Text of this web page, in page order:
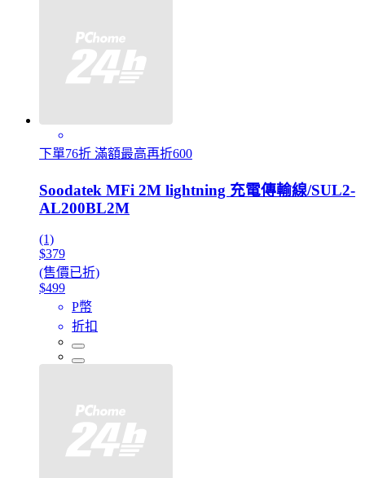
下單76折 滿額最高再折600
Soodatek MFi 2M lightning 充電傳輸線/SUL2-
AL200BL2M
(1)
$379
(售價已折)
$499
P幣
折扣